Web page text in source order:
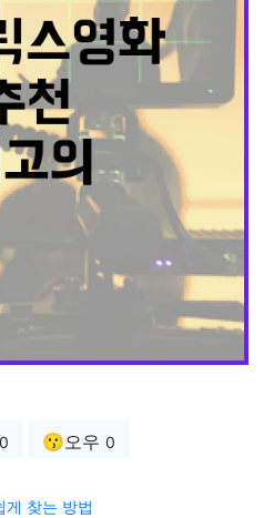
0 😗오우 0
게 찾는 방법